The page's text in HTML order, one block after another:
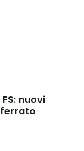
nuovi